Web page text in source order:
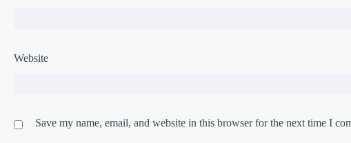
Website
Save my name, email, and website in this browser for the next time I